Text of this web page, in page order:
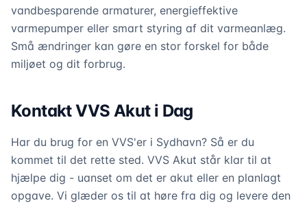
vandbesparende armaturer, energieffektive
varmepumper eller smart styring af dit varmeanlæg.
Små ændringer kan gøre en stor forskel for både
miljøet og dit forbrug.
Kontakt VVS Akut i Dag
Har du brug for en VVS'er i Sydhavn? Så er du
kommet til det rette sted. VVS Akut står klar til at
hjælpe dig - uanset om det er akut eller en planlagt
opgave. Vi glæder os til at høre fra dig og levere den